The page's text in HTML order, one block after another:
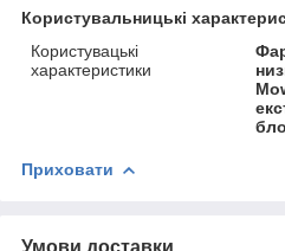
Користувальницькі
Користувацькі
характеристики
Приховати
Умови доставки